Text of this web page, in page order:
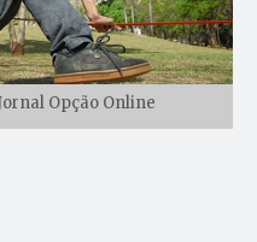
Opção Online